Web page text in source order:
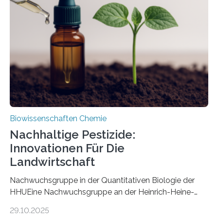
Art einer neuen Gattung beschrieben werden und trägt
nun den Namen Cretosabethes primaevus. Dieser erste
fossile Nachweis einer Stechmückenlarve in Bernstein
stellt gleichzeitig den ersten Fossilfund einer
Mückenlarve aus dem Mesozoikum dar, denn…
Biowissenschaften Chemie
Nachhaltige Pestizide:
Innovationen Für Die
Landwirtschaft
Nachwuchsgruppe in der Quantitativen Biologie der
HHUEine Nachwuchsgruppe an der Heinrich-Heine-
fünf Jahren erforschen, wie Bakterien auf
29.10.2025